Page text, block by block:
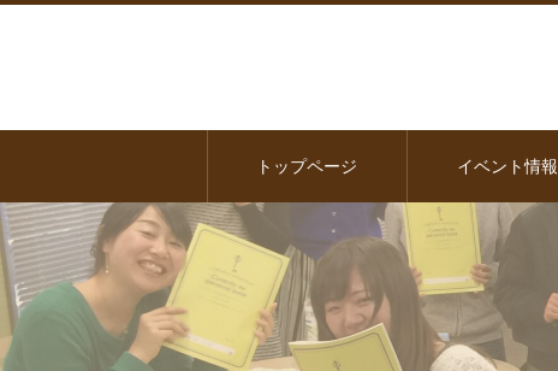
トップページ イベント情報